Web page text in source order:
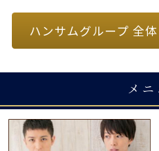
ハンサムグループ 全
メニ